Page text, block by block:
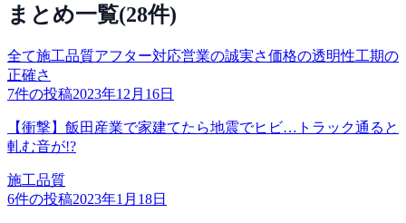
まとめ一覧(28件)
全て施工品質アフター対応営業の誠実さ価格の透明性工期の
正確さ
7件の投稿2023年12月16日
【衝撃】飯田産業で家建てたら地震でヒビ…トラック通ると
軋む音が!?
施工品質
6件の投稿2023年1月18日